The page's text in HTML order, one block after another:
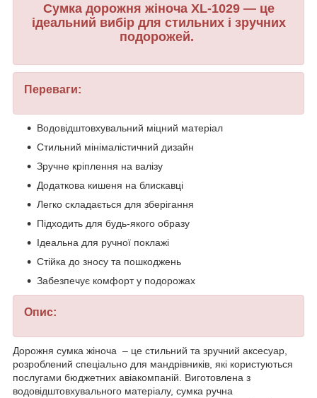
Сумка дорожня жіноча XL-1029 — це
ідеальний вибір для стильних і зручних
подорожей.
Переваги:
Водовідштовхувальний міцний матеріал
Стильний мінімалістичний дизайн
Зручне кріплення на валізу
Додаткова кишеня на блискавці
Легко складається для зберігання
Підходить для будь-якого образу
Ідеальна для ручної поклажі
Стійка до зносу та пошкоджень
Забезпечує комфорт у подорожах
Опис:
Дорожня сумка жіноча – це стильний та зручний аксесуар,
розроблений спеціально для мандрівників, які користуються
послугами бюджетних авіакомпаній. Виготовлена з
водовідштовхувального матеріалу, сумка ручна